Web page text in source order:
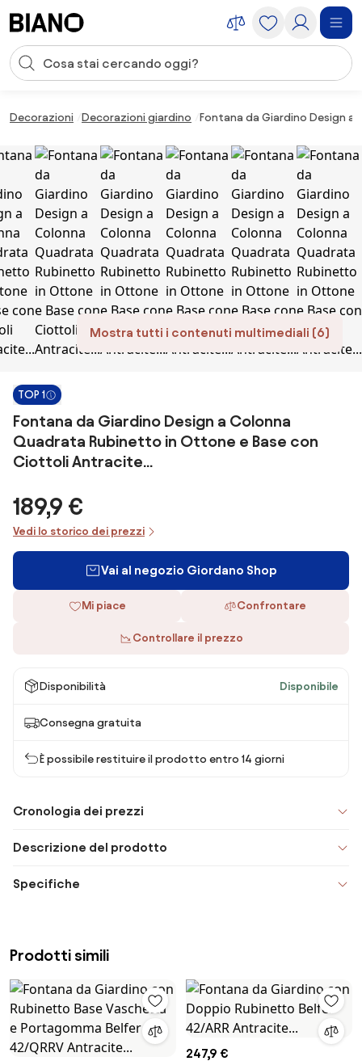
Input della ricerca
Decorazioni Decorazioni giardino Fontana da Giardino Design
Mostra tutti i contenuti multimediali (6)
TOP 1
Fontana da Giardino Design a Colonna
Quadrata Rubinetto in Ottone e Base con
Ciottoli Antracite...
189,9 €
Vedi lo storico dei prezzi
Vai al negozio Giordano Shop
Mi piace Confrontare
Controllare il prezzo
Disponibilità Disponibile
Consegna gratuita
È possibile restituire il prodotto entro 14 giorni
Cronologia dei prezzi
Descrizione del prodotto
Specifiche
Prodotti simili
247,9 €